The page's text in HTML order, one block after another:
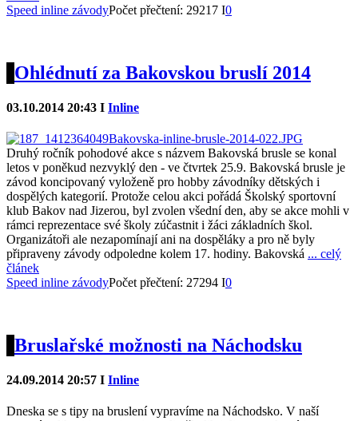
Speed inline závodyPočet přečtení: 29217 I0
Ohlédnutí za Bakovskou bruslí 2014
03.10.2014 20:43 I Inline
Druhý ročník pohodové akce s názvem Bakovská brusle se konal
letos v poněkud nezvyklý den - ve čtvrtek 25.9. Bakovská brusle je
závod koncipovaný vyloženě pro hobby závodníky dětských i
dospělých kategorií. Protože celou akci pořádá Školský sportovní
klub Bakov nad Jizerou, byl zvolen všední den, aby se akce mohli v
rámci reprezentace své školy zúčastnit i žáci základních škol.
Organizátoři ale nezapomínají ani na dospěláky a pro ně byly
připraveny závody odpoledne kolem 17. hodiny. Bakovská ... celý
článek
Speed inline závodyPočet přečtení: 27294 I0
Bruslařské možnosti na Náchodsku
24.09.2014 20:57 I Inline
Dneska se s tipy na bruslení vypravíme na Náchodsko. V naší